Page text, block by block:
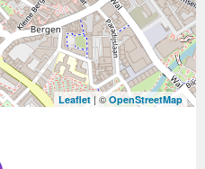
Leaflet| ©OpenStreetMap